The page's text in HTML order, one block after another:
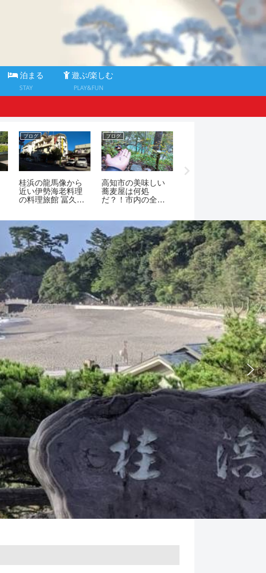
泊まる
STAY
遊ぶ/楽しむ
PLAY&FUN
ブログ
桂浜の龍馬像から
近い伊勢海老料理
の料理旅館 冨久美
ブログ
高知市の美味しい
蕎麦屋は何処
だ？！市内の全蕎
せいろ）を食べた
ので纏めてみまし
た